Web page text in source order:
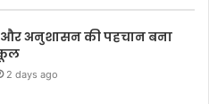
और अनुशासन की पहचान बना
2 days ago